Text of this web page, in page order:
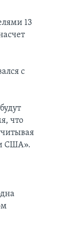
13
с
что
США».